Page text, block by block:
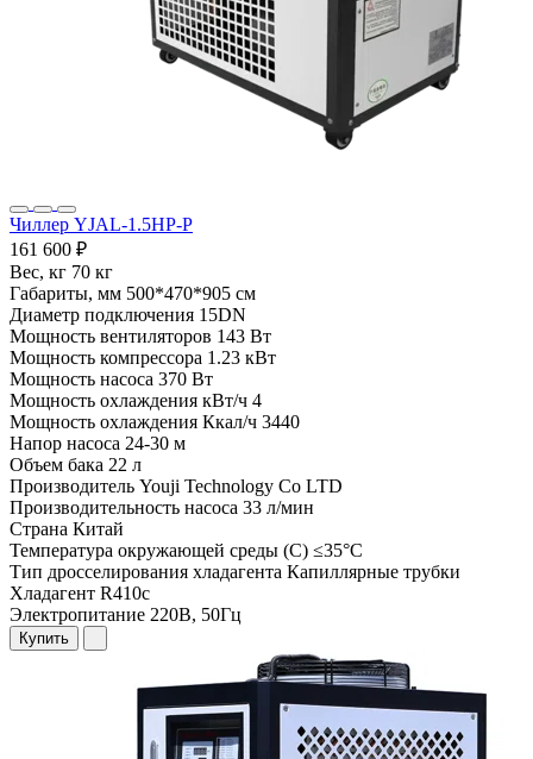
Чиллер YJAL-1.5HP-P
161 600 ₽
Вес, кг 70 кг
Габариты, мм 500*470*905 см
Диаметр подключения 15DN
Мощность вентиляторов 143 Вт
Мощность компрессора 1.23 кВт
Мощность насоса 370 Вт
Мощность охлаждения кВт/ч 4
Мощность охлаждения Ккал/ч 3440
Напор насоса 24-30 м
Объем бака 22 л
Производитель Youji Technology Co LTD
Производительность насоса 33 л/мин
Страна Китай
Температура окружающей среды (С) ≤35°C
Тип дросселирования хладагента Капиллярные трубки
Хладагент R410c
Электропитание 220В, 50Гц
Купить